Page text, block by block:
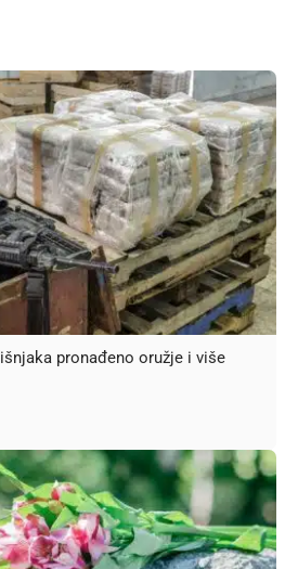
pronađeno oružje i više